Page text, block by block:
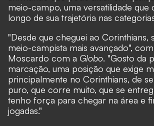
meio-campo, uma versatilidade que
longo de sua trajetória nas
"Desde que cheguei ao Corinthians,
meio-campista mais avançado",
Moscardo com a Globo. "Gosto da
marcação, uma posição que exige
principalmente no Corinthians, de
puro, que corre muito, que se
tenho força para chegar na área e
jogadas."